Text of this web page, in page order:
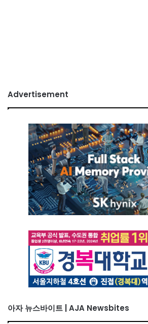
Advertisement
아자 뉴스바이트 | AJA Newsbites